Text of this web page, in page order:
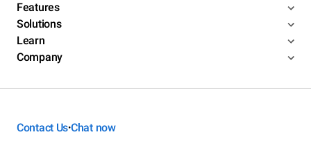
Features
Solutions
Learn
Company
Contact Us•Chat now